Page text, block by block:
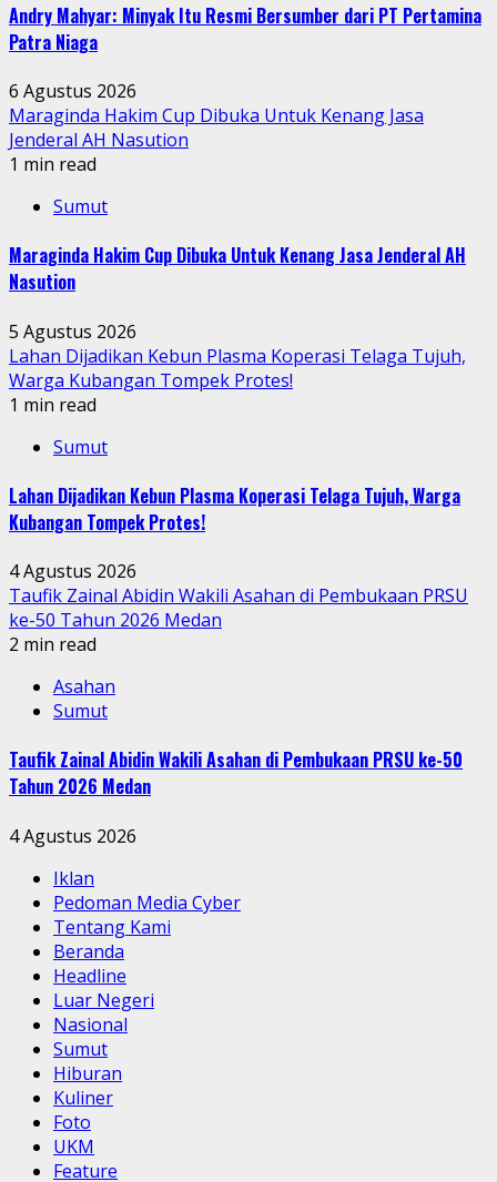
Andry Mahyar: Minyak Itu Resmi Bersumber dari PT Pertamina
Patra Niaga
6 Agustus 2026
Maraginda Hakim Cup Dibuka Untuk Kenang Jasa
Jenderal AH Nasution
1 min read
Sumut
Maraginda Hakim Cup Dibuka Untuk Kenang Jasa Jenderal AH
Nasution
5 Agustus 2026
Lahan Dijadikan Kebun Plasma Koperasi Telaga Tujuh,
Warga Kubangan Tompek Protes!
1 min read
Sumut
Lahan Dijadikan Kebun Plasma Koperasi Telaga Tujuh, Warga
Kubangan Tompek Protes!
4 Agustus 2026
Taufik Zainal Abidin Wakili Asahan di Pembukaan PRSU
ke-50 Tahun 2026 Medan
2 min read
Asahan
Sumut
Taufik Zainal Abidin Wakili Asahan di Pembukaan PRSU ke-50
Tahun 2026 Medan
4 Agustus 2026
Iklan
Pedoman Media Cyber
Tentang Kami
Beranda
Headline
Luar Negeri
Nasional
Sumut
Hiburan
Kuliner
Foto
UKM
Feature